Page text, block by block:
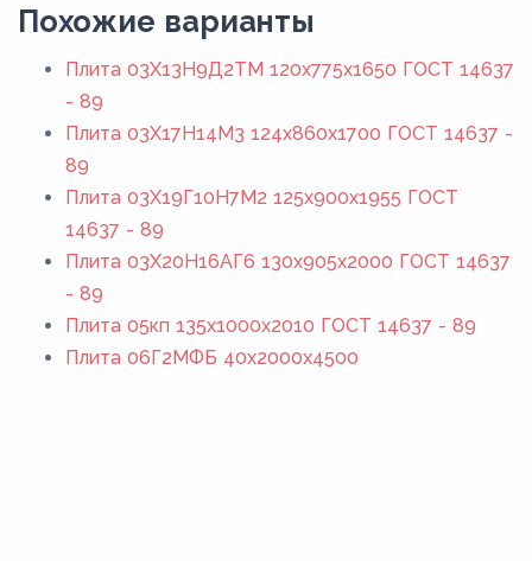
Похожие варианты
Плита 03Х13Н9Д2ТМ 120x775x1650 ГОСТ 14637
- 89
Плита 03Х17Н14М3 124x860x1700 ГОСТ 14637 -
89
Плита 03Х19Г10Н7М2 125x900x1955 ГОСТ
14637 - 89
Плита 03Х20Н16АГ6 130x905x2000 ГОСТ 14637
- 89
Плита 05кп 135x1000x2010 ГОСТ 14637 - 89
Плита 06Г2МФБ 40x2000x4500